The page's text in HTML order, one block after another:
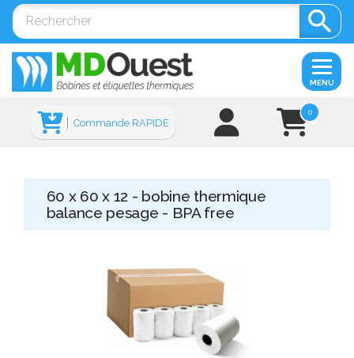

0
Commande RAPIDE
MENU
60 x 60 x 12 - bobine thermique
balance pesage - BPA free